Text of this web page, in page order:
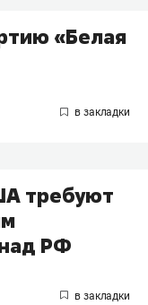
«Белая
требуют
РФ